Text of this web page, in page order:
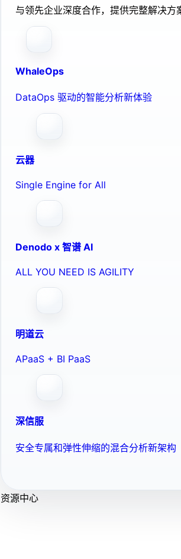
与领先企业深度合作，提供完整解决方
WhaleOps
DataOps 驱动的智能分析新体验
云器
Single Engine for All
Denodo x 智谱 AI
ALL YOU NEED IS AGILITY
明道云
APaaS + BI PaaS
深信服
安全专属和弹性伸缩的混合分析新架构
资源中心